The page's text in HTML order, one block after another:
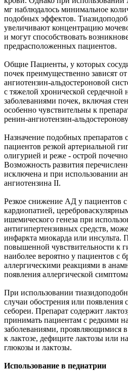
мг наблюдалось минимальное
подобных эффектов.
увеличивают концентрацию
и могут способствовать
предрасположенных пациентов.
Общие Пациенты, у которых
почек преимущественно зависят
ангиотензин-альдостероновой
с тяжелой хронической сердечной
заболеваниями почек, включая
особенно чувствительны к
ренин-ангиотензин-
Назначение подобных препаратов
пациентов резкой артериальной
олигурией и реже - острой
Возможность развития
исключена и при использовании
ангиотензина II.
Резкое снижение АД у пациентов
кардиопатией,
ишемического генеза при
антигипертензивных средств,
инфаркта миокарда или инсульта.
повышенной чувствительности к
наиболее вероятно у пациентов с
аллергическими реакциями в
появления аллергической
При использовании
случаи обострения или появления
себореи. Препарат содержит
принимать пациентам с редкими
заболеваниями, проявляющимися в
к лактозе, дефиците лактозы или
глюкозы и лактозы.
Использование в педиатрии